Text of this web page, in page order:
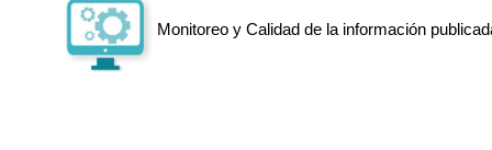
Monitoreo y Calidad de la información